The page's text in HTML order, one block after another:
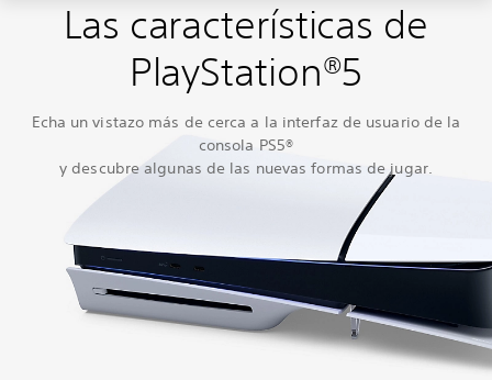
Las características de
PlayStation®5
Echa un vistazo más de cerca a la interfaz de usuario de la
consola PS5®
y descubre algunas de las nuevas formas de jugar.